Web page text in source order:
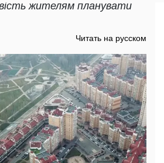
жителям планувати
Читать на русском